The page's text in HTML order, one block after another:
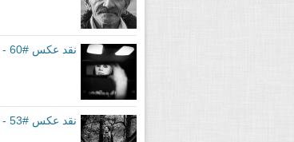
نقد عکس #60 - Cinematic
نقد عکس #53 - پاییز، قلعه رودخان گیلان